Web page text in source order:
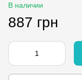
В наличии
887 грн